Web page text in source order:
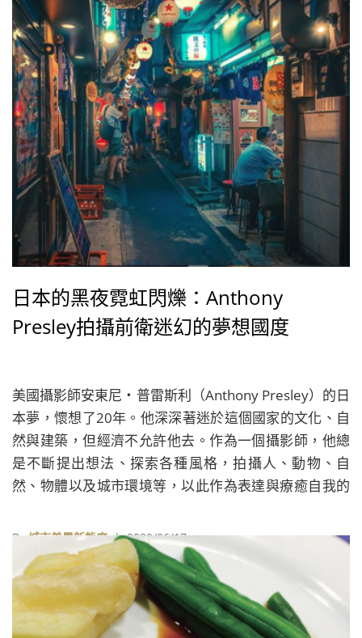
日本的黑夜霓虹閃爍：Anthony
Presley拍攝前衛迷幻的夢想國度
美國攝影師安東尼・普雷斯利（Anthony Presley）的日
本夢，懷想了20年。他深深著迷於這個國家的文化、自
然與建築，但經濟不允許他去。作為一個攝影師，他總
是不斷提出想法、探索各種風格，拍攝人、動物、自
然、物體以及城市環境等，以此作為表達與療癒自我的
By城市美學新態度| 2020/06/17